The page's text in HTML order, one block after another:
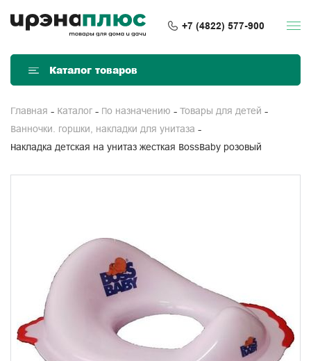
+7 (4822) 577-900
Каталог товаров
Главная Каталог По назначению Товары для детей
Ванночки. горшки, накладки для унитаза
Накладка детская на унитаз жесткая BossBaby розовый